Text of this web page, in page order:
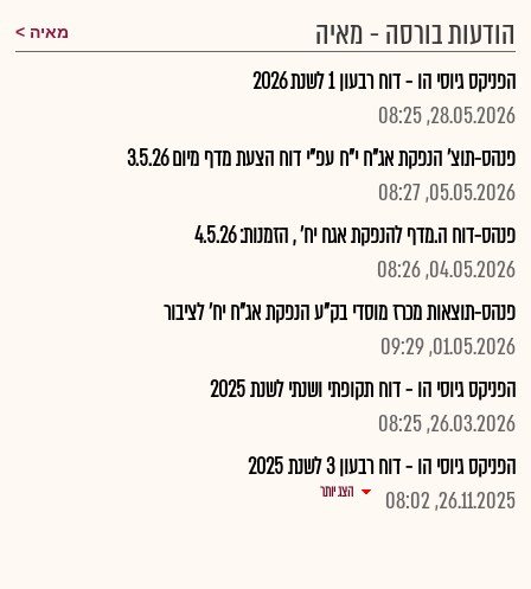
הודעות בורסה - מאיה מאיה
הפניקס גיוסי הו - דוח רבעון 1 לשנת 2026
28.05.2026, 08:25
פנהס-תוצ' הנפקת אג"ח י"ח עפ"י דוח הצעת מדף מיום 3.5.26
05.05.2026, 08:27
פנהס-דוח ה.מדף להנפקת אגח יח' , הזמנות: 4.5.26
04.05.2026, 08:26
פנהס-תוצאות מכרז מוסדי בק"ע הנפקת אג"ח יח' לציבור
01.05.2026, 09:29
הפניקס גיוסי הו - דוח תקופתי ושנתי לשנת 2025
26.03.2026, 08:25
הפניקס גיוסי הו - דוח רבעון 3 לשנת 2025
26.11.2025, 08:02
הצג יותר